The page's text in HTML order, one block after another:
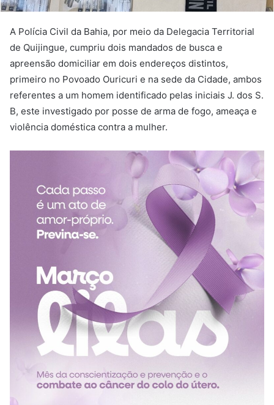
A Polícia Civil da Bahia, por meio da Delegacia Territorial
de Quijingue, cumpriu dois mandados de busca e
apreensão domiciliar em dois endereços distintos,
primeiro no Povoado Ouricuri e na sede da Cidade, ambos
referentes a um homem identificado pelas iniciais J. dos S.
B, este investigado por posse de arma de fogo, ameaça e
violência doméstica contra a mulher.